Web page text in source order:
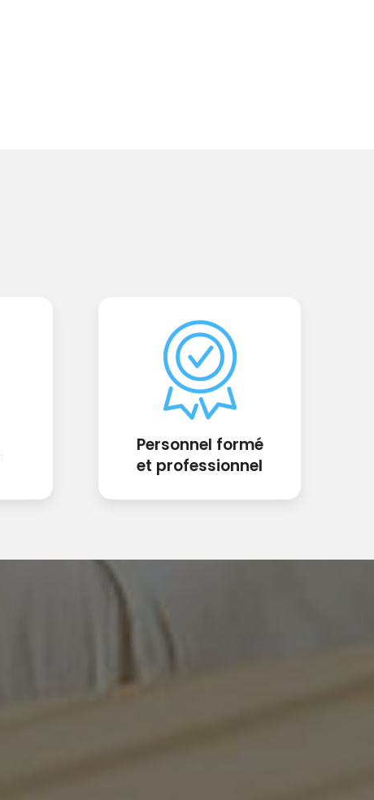
Personnel formé
et professionnel